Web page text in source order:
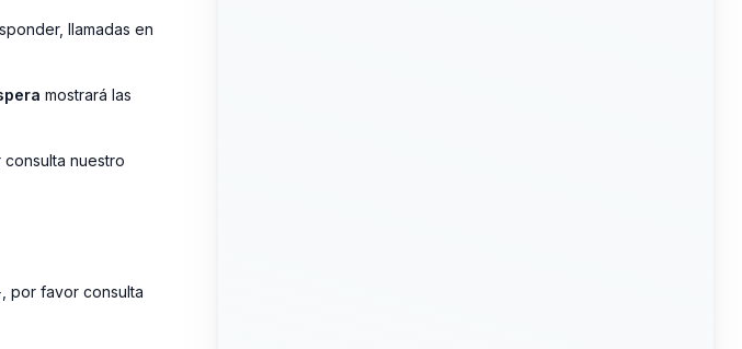
llamadas en
mostrará las
nuestro
por favor consulta